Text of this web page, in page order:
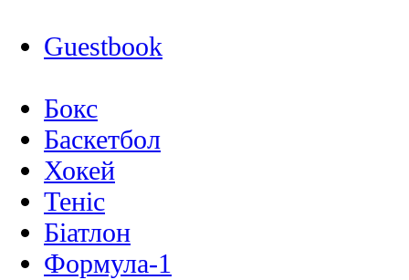
Guestbook
Бокс
Баскетбол
Хокей
Теніс
Біатлон
Формула-1